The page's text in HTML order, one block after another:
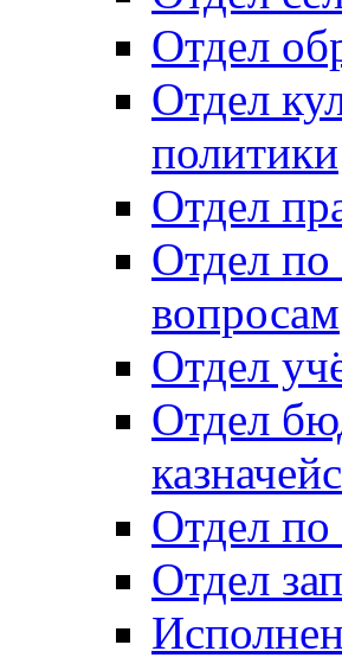
Отдел
Отдел
политики
Отдел
Отдел
вопросам
Отдел
Отдел
Отдел по
Отдел